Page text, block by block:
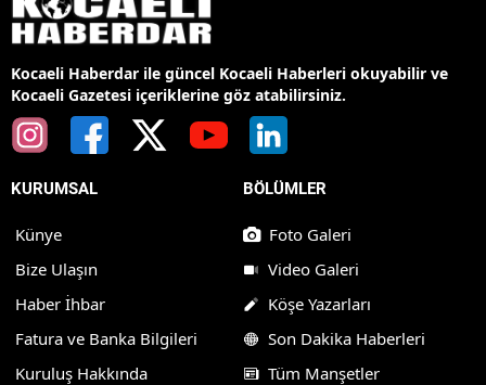
Kocaeli Haberdar ile güncel Kocaeli Haberleri okuyabilir ve
Kocaeli Gazetesi içeriklerine göz atabilirsiniz.
KURUMSAL
Künye
Bize Ulaşın
Haber İhbar
Fatura ve Banka Bilgileri
Kuruluş Hakkında
BÖLÜMLER
Foto Galeri
Video Galeri
Köşe Yazarları
Son Dakika Haberleri
Tüm Manşetler